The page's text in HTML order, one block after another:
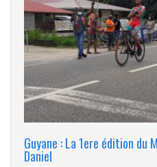
Guyane : La 1ere édition du
Daniel